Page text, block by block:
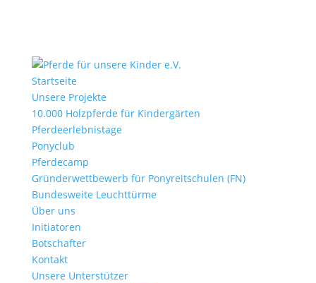
Startseite
Unsere Projekte
10.000 Holzpferde für Kindergärten
Pferdeerlebnistage
Ponyclub
Pferdecamp
Gründerwettbewerb für Ponyreitschulen (FN)
Bundesweite Leuchttürme
Über uns
Initiatoren
Botschafter
Kontakt
Unsere Unterstützer